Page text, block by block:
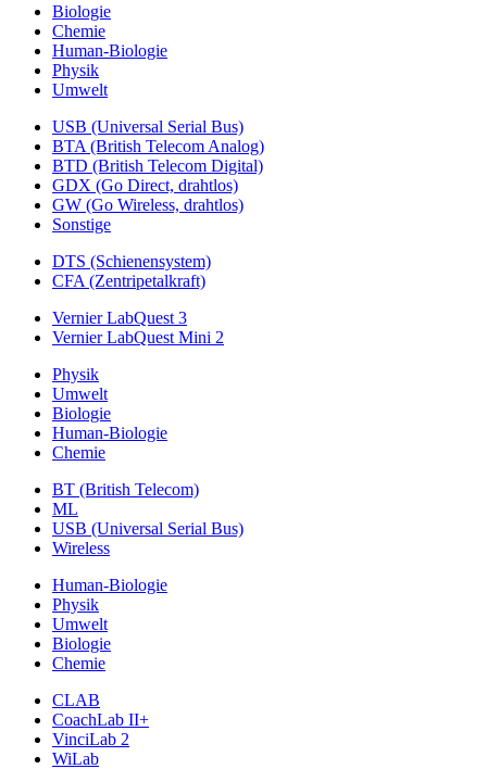
Biologie
Chemie
Human-Biologie
Physik
Umwelt
USB (Universal Serial Bus)
BTA (British Telecom Analog)
BTD (British Telecom Digital)
GDX (Go Direct, drahtlos)
GW (Go Wireless, drahtlos)
Sonstige
DTS (Schienensystem)
CFA (Zentripetalkraft)
Vernier LabQuest 3
Vernier LabQuest Mini 2
Physik
Umwelt
Biologie
Human-Biologie
Chemie
BT (British Telecom)
ML
USB (Universal Serial Bus)
Wireless
Human-Biologie
Physik
Umwelt
Biologie
Chemie
CLAB
CoachLab II+
VinciLab 2
WiLab